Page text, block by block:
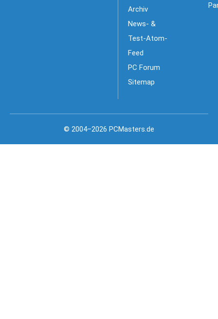
Archiv
News- &
Test-Atom-
Feed
PC Forum
Sitemap
© 2004–2026 PCMasters.de